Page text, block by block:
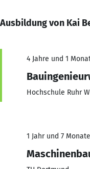
Ausbildung von Kai
4 Jahre und 1
Hochschule Ruhr
1 Jahr und 7